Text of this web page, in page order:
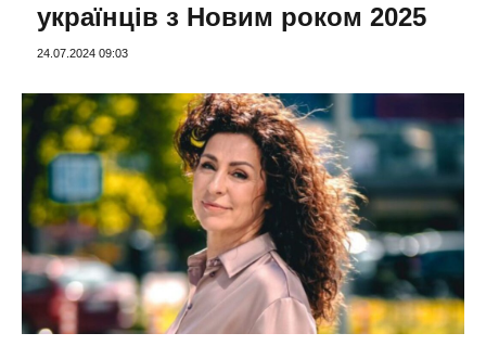
українців з Новим роком 2025
24.07.2024 09:03